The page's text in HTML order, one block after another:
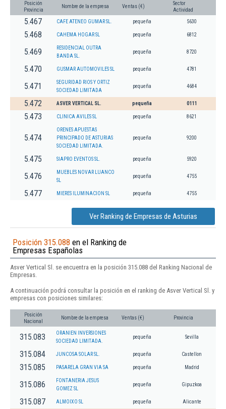
Posición
Provincia
Nombre de la empresa Ventas (€)
Sector
Actividad
5.467 CAFE ATENEO GUMAR SL. pequeña 5630
5.468 CAHEMA HOGAR SL pequeña 6812
5.469
RESIDENCIAL OUTRA
BANDA SL.
pequeña 8720
5.470 GUSMAR AUTOMOVILES SL pequeña 4781
5.471
SEGURIDAD RIOS Y ORTIZ
SOCIEDAD LIMITADA
pequeña 4684
5.472 ASVER VERTICAL SL. pequeña 0111
5.473 CLINICA AVILES SL pequeña 8621
5.474
ORENES APUESTAS
PRINCIPADO DE ASTURIAS
SOCIEDAD LIMITADA.
pequeña 9200
5.475 SIAPRO EVENTOS SL. pequeña 5920
5.476
MUEBLES NOVAR LUANCO
SL
pequeña 4755
5.477 MIERES ILUMINACION SL pequeña 4755
Ver Ranking de Empresas de Asturias
Posición 315.088 en el Ranking de
Empresas Españolas
Asver Vertical Sl. se encuentra en la posición 315.088 del Ranking Nacional de
Empresas.
A continuación podrá consultar la posición en el ranking de Asver Vertical Sl. y
empresas con posiciones similares:
Posición
Nacional
Nombre de la empresa Ventas (€) Provincia
315.083
ORANIEN INVERSIONES
SOCIEDAD LIMITADA.
pequeña Sevilla
315.084 JUNCOSA SOLAR SL. pequeña Castellon
315.085 PASARELA GRAN VIA SA pequeña Madrid
315.086
FONTANERIA JESUS
GOMEZ SL
pequeña Gipuzkoa
315.087 ALMOIXO SL pequeña Alicante